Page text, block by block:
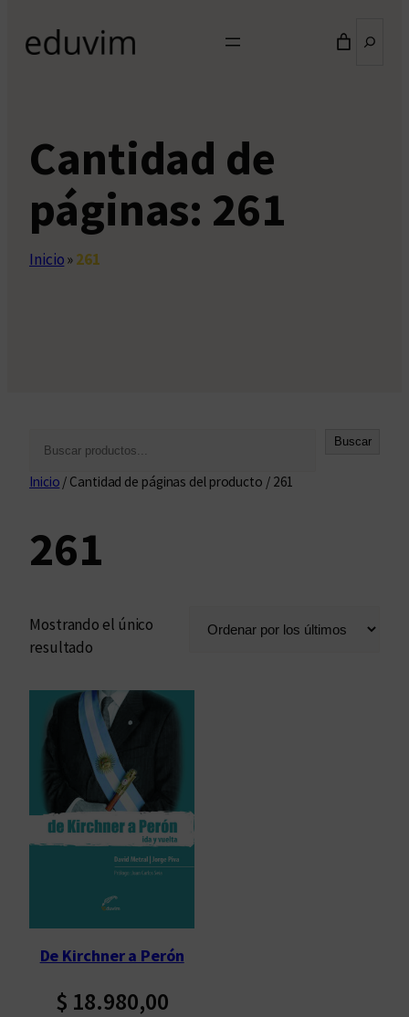
Cantidad de
páginas: 261
Inicio»261
s
a
r
Buscar
Inicio / Cantidad de páginas del producto / 261
261
Mostrando el único
resultado
De Kirchner a Perón
$ 18.980,00